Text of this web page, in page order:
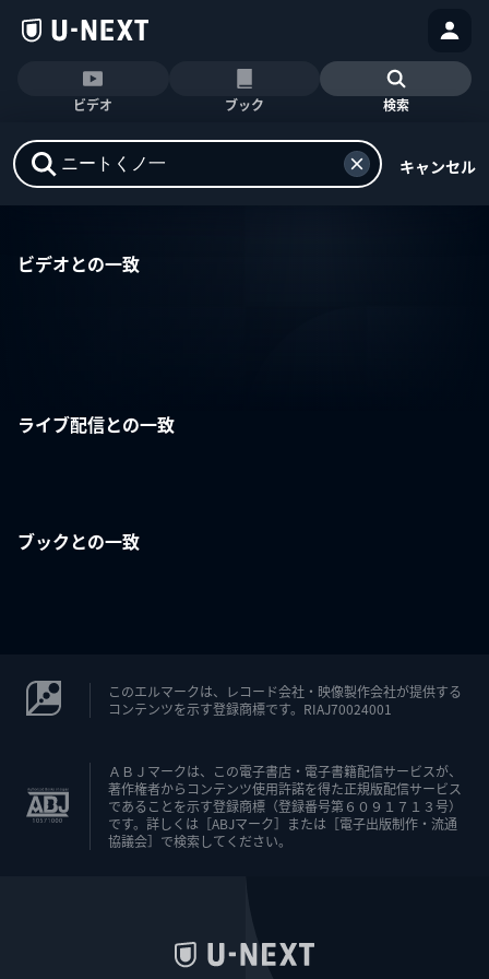
ビデオ ブック 検索
キャンセル
ビデオとの一致
ライブ配信との一致
ブックとの一致
このエルマークは、レコード会社・映像製作会社が提供する
コンテンツを示す登録商標です。RIAJ70024001
ＡＢＪマークは、この電子書店・電子書籍配信サービスが、
著作権者からコンテンツ使用許諾を得た正規版配信サービス
であることを示す登録商標（登録番号第６０９１７１３号）
です。詳しくは［ABJマーク］または［電子出版制作・流通
協議会］で検索してください。